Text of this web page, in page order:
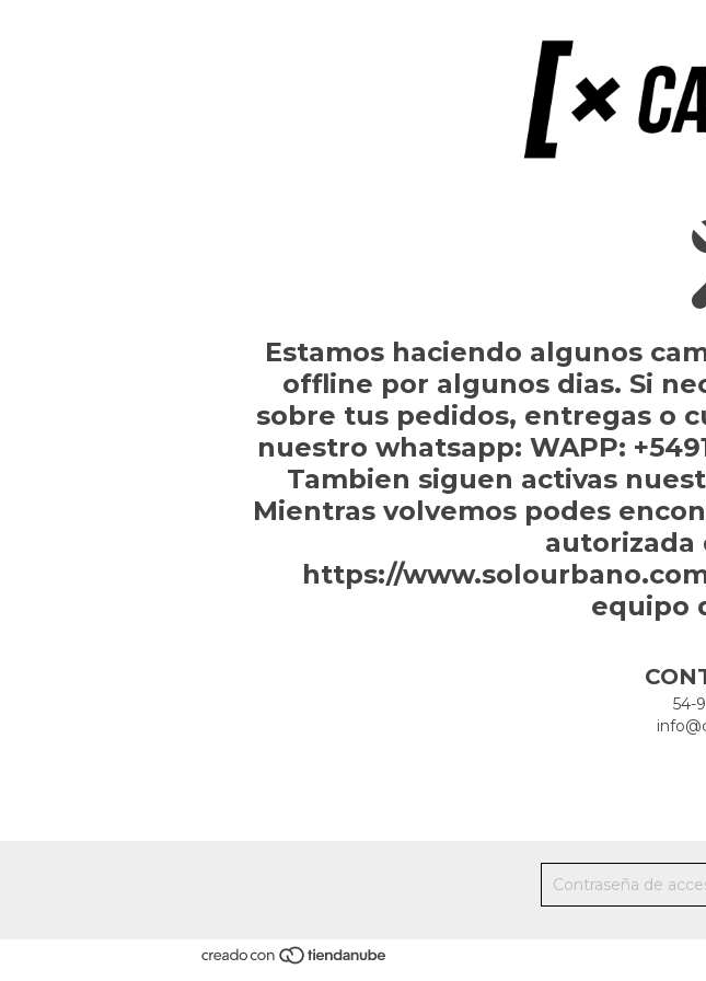
Estamos haciendo algunos
offline por algunos dias. Si
sobre tus pedidos, entregas o
nuestro whatsapp: WAPP:
Tambien siguen activas
Mientras volvemos podes
autorizada
https://
equipo
54-